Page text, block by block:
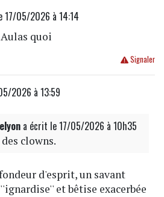
05/2026 à 14:14
quoi
Signaler
2026 à 13:59
a écrit le 17/05/2026 à 10h35
clowns.
d'esprit, un savant
et bêtise exacerbée